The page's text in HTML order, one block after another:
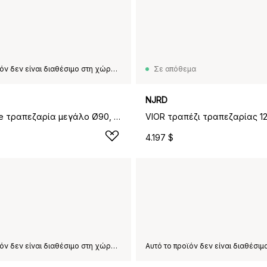
Αυτό το προϊόν δεν είναι διαθέσιμο στη χώρα παράδοσης που έχετε επιλέξει.
Pastis Table τραπεζαρία μεγάλο Ø90, Black lacquered ash
Σε απόθεμα
NJRD
4.197 $
Αυτό το προϊόν δεν είναι διαθέσιμο στη χώρα παράδοσης που έχετε επιλέξει.